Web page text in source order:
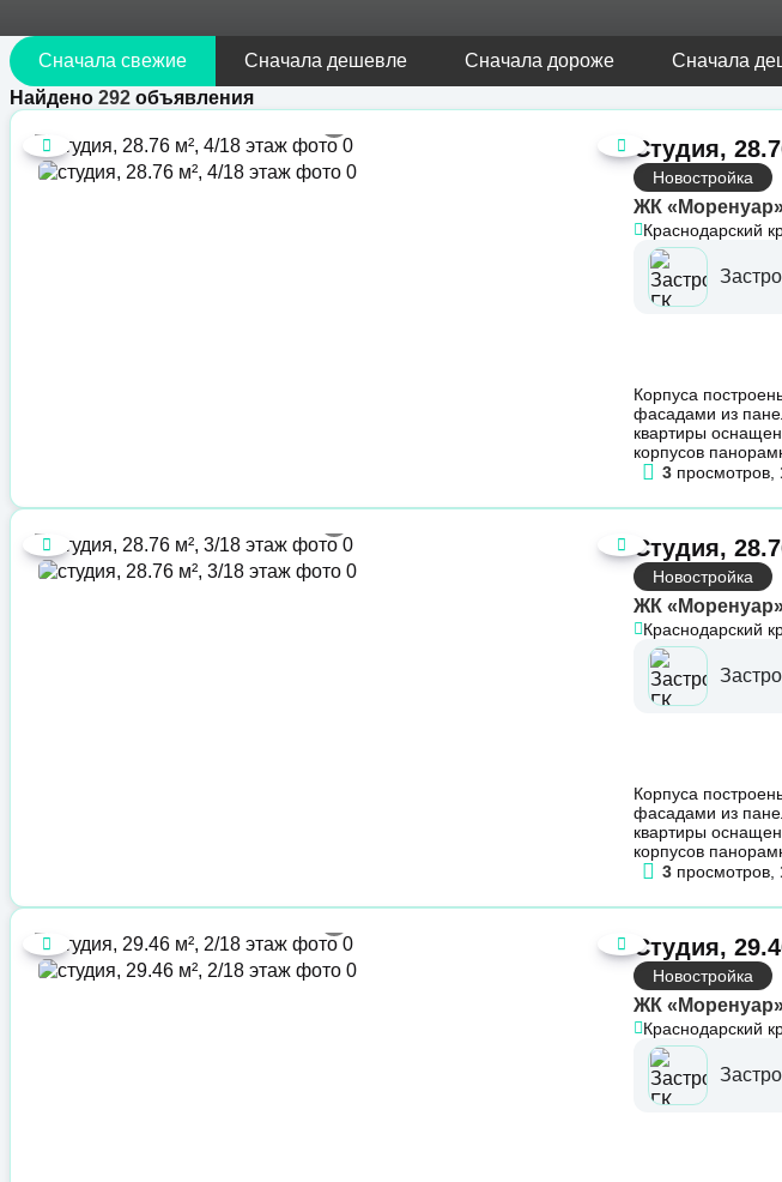
Сначала свежие Сначала дешевле Сначала дороже Сначала
Найдено 292 объявления
Студия,
Новостройка
ЖК
Краснодарский
Корпуса
фасадами из
квартиры
корпусов
3 просмотров,
Студия,
Новостройка
ЖК
Краснодарский
Корпуса
фасадами из
квартиры
корпусов
3 просмотров,
Студия,
Новостройка
ЖК
Краснодарский